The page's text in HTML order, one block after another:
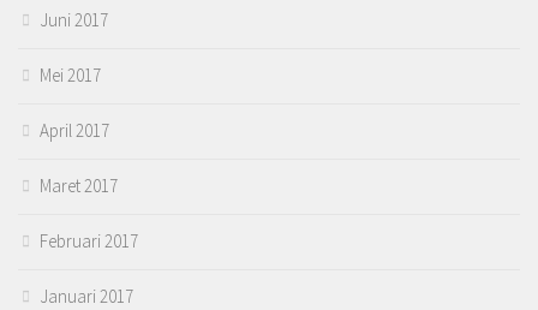
Juni 2017
Mei 2017
April 2017
Maret 2017
Februari 2017
Januari 2017